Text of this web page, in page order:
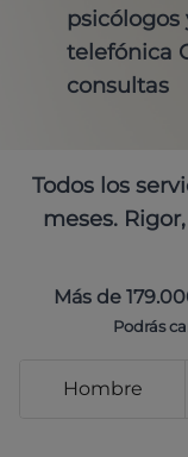
telefónica
consultas
Todos los
meses.
Más de
Podrás
Hombre